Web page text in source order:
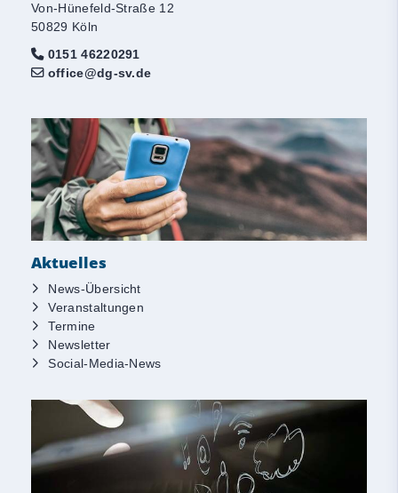
Von-Hünefeld-Straße 12
50829 Köln
0151 46220291
office@dg-sv.de
Aktuelles
News-Übersicht
Veranstaltungen
Termine
Newsletter
Social-Media-News